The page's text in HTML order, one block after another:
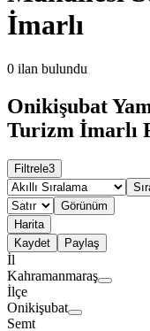
İmarlı
0 ilan bulundu
Onikişubat
Turizm İmarlı
Filtrele3
Görünüm
Harita
Kaydet
Paylaş
İl
Kahramanmaraş
İlçe
Onikişubat
Semt